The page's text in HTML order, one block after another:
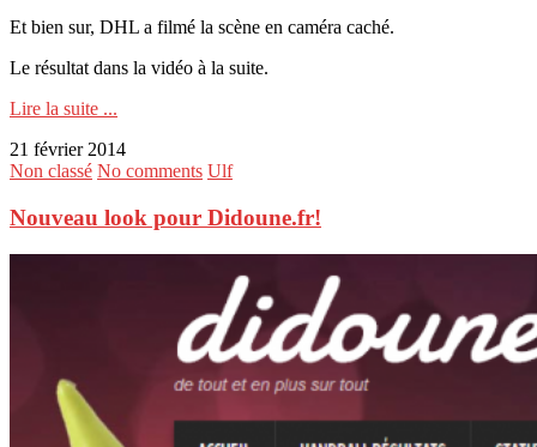
Et bien sur, DHL a filmé la scène en caméra caché.
Le résultat dans la vidéo à la suite.
Lire la suite ...
21 février 2014
Non classé No comments Ulf
Nouveau look pour Didoune.fr!